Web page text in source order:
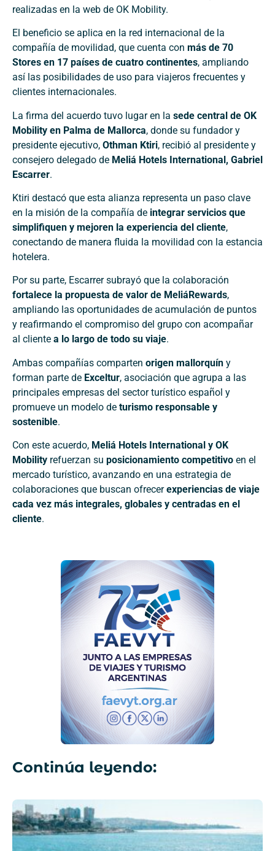
realizadas en la web de OK Mobility.
El beneficio se aplica en la red internacional de la
compañía de movilidad, que cuenta con más de 70
Stores en 17 países de cuatro continentes, ampliando
así las posibilidades de uso para viajeros frecuentes y
clientes internacionales.
La firma del acuerdo tuvo lugar en la sede central de OK
Mobility en Palma de Mallorca, donde su fundador y
presidente ejecutivo, Othman Ktiri, recibió al presidente y
consejero delegado de Meliá Hotels International, Gabriel
Escarrer.
Ktiri destacó que esta alianza representa un paso clave
en la misión de la compañía de integrar servicios que
simplifiquen y mejoren la experiencia del cliente,
conectando de manera fluida la movilidad con la estancia
hotelera.
Por su parte, Escarrer subrayó que la colaboración
fortalece la propuesta de valor de MeliáRewards,
ampliando las oportunidades de acumulación de puntos
y reafirmando el compromiso del grupo con acompañar
al cliente a lo largo de todo su viaje.
Ambas compañías comparten origen mallorquín y
forman parte de Exceltur, asociación que agrupa a las
principales empresas del sector turístico español y
promueve un modelo de turismo responsable y
sostenible.
Con este acuerdo, Meliá Hotels International y OK
Mobility refuerzan su posicionamiento competitivo en el
mercado turístico, avanzando en una estrategia de
colaboraciones que buscan ofrecerexperiencias de viaje
cada vez más integrales, globales y centradas en el
cliente.
Continúa leyendo: